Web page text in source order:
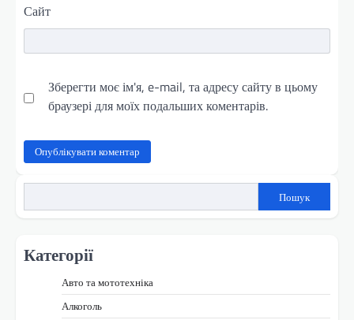
Сайт
Зберегти моє ім'я, e-mail, та адресу сайту в цьому
браузері для моїх подальших коментарів.
Пошук
Категорії
Авто та мототехніка
Алкоголь